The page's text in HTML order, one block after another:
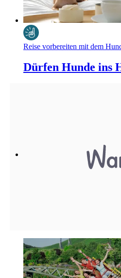
Reise vorbereiten mit dem
Dürfen Hunde ins